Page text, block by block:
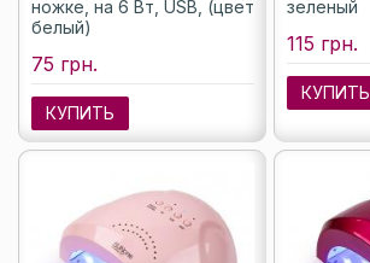
ножке, на 6 Вт, USB, (цвет
белый)
75 грн.
КУПИТЬ
зеленый
115 грн.
КУПИТЬ